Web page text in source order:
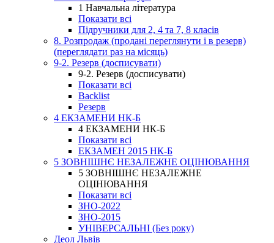
1 Навчальна література
Показати всі
Підручники для 2, 4 та 7, 8 класів
8. Розпродаж (продані переглянути і в резерв)
(переглядати раз на місяць)
9-2. Резерв (досписувати)
9-2. Резерв (досписувати)
Показати всі
Backlist
Резерв
4 ЕКЗАМЕНИ НК-Б
4 ЕКЗАМЕНИ НК-Б
Показати всі
ЕКЗАМЕН 2015 НК-Б
5 ЗОВНІШНЄ НЕЗАЛЕЖНЕ ОЦІНЮВАННЯ
5 ЗОВНІШНЄ НЕЗАЛЕЖНЕ
ОЦІНЮВАННЯ
Показати всі
ЗНО-2022
ЗНО-2015
УНІВЕРСАЛЬНІ (Без року)
Деол Львів